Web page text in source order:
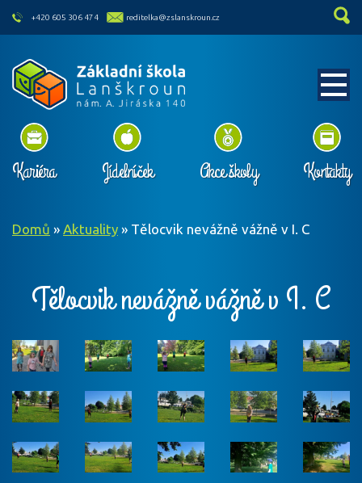
skip to main content
+420 605 306 474 reditelka@zslanskroun.cz
Kariéra Jídelníček Akce školy Kontakty
Domů » Aktuality » Tělocvik nevážně vážně v I. C
Tělocvik nevážně vážně v I. C